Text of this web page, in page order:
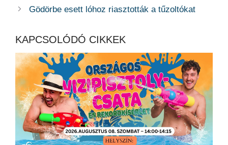
Gödörbe esett lóhoz riasztották a tűzoltókat
KAPCSOLÓDÓ CIKKEK